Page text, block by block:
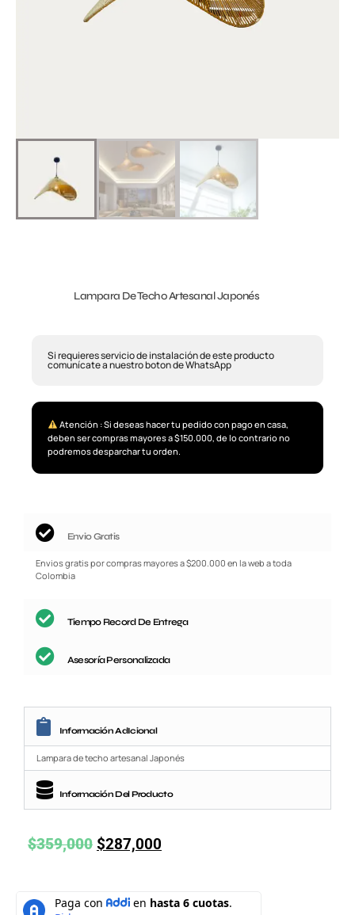
Lampara De Techo Artesanal Japonés
Si requieres servicio de instalación de este producto
comunícate a nuestro boton de WhatsApp
Atención : Si deseas hacer tu pedido con pago en casa,
deben ser compras mayores a $150.000, de lo contrario no
podremos desparchar tu orden.
Envio Gratis
Envios gratis por compras mayores a $200.000 en la web a toda
Colombia
Tiempo Record De Entrega
Asesoría Personalizada
Información AdIcional
Lampara de techo artesanal Japonés
Información Del Producto
$359,000 $287,000